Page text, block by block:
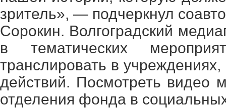
зритель», — подчеркнул
Сорокин. Волгоградский
в тематических
транслировать в
действий. Посмотреть видео
отделения фонда в